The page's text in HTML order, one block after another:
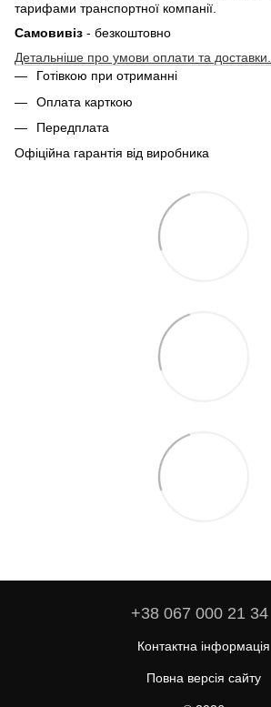
тарифами транспортної компанії.
Самовивіз - безкоштовно
Детальніше про умови оплати та доставки.
Готівкою при отриманні
Оплата карткою
Передплата
Офіційна гарантія від виробника
+38 067 000 21 34
Контактна інформація
Повна версія сайту